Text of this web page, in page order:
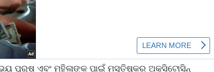
ପୁରୁଷ ଏବଂ ମହିଳାଙ୍କ ପାଇଁ ମସ୍ତିଷ୍କର ଅକ୍ସିଟୋସିନ୍